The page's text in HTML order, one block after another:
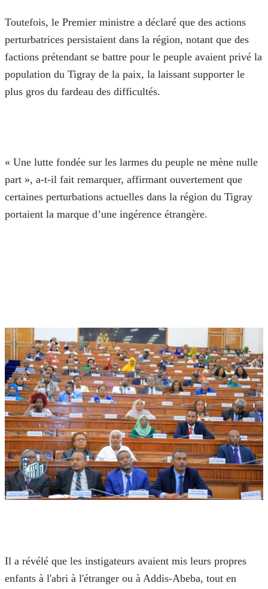
Toutefois, le Premier ministre a déclaré que des actions
perturbatrices persistaient dans la région, notant que des
factions prétendant se battre pour le peuple avaient privé la
population du Tigray de la paix, la laissant supporter le
plus gros du fardeau des difficultés.
« Une lutte fondée sur les larmes du peuple ne mène nulle
part », a-t-il fait remarquer, affirmant ouvertement que
certaines perturbations actuelles dans la région du Tigray
portaient la marque d’une ingérence étrangère.
Il a révélé que les instigateurs avaient mis leurs propres
enfants à l'abri à l'étranger ou à Addis-Abeba, tout en